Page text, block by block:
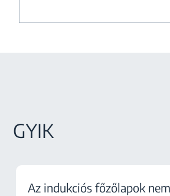
GYIK
Az indukciós főzőlapok nem